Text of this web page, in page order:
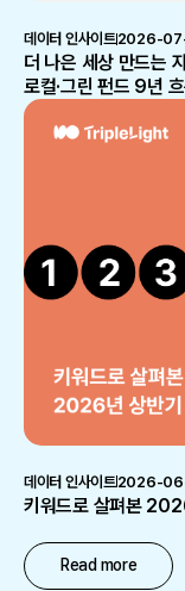
데이터 인사이트2026-
더 나은 세상 만드는
로컬·그린 펀드 9년
데이터 인사이트2026-
키워드로 살펴본
Read more